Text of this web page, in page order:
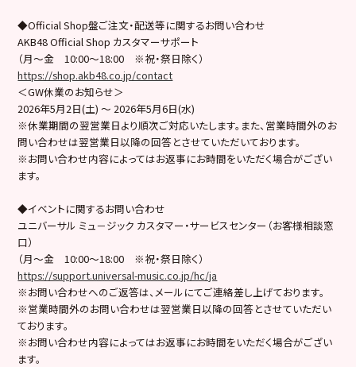
◆Official Shop盤ご注文・配送等に関するお問い合わせ
AKB48 Official Shop カスタマーサポート
（月～金 10:00～18:00 ※祝・祭日除く）
https://shop.akb48.co.jp/contact
＜GW休業のお知らせ＞
2026年5月2日(土) ～ 2026年5月6日(水)
※休業期間の翌営業日より順次ご対応いたします。また、営業時間外のお
問い合わせは翌営業日以降の回答とさせていただいております。
※お問い合わせ内容によってはお返事にお時間をいただく場合がござい
ます。
◆イベントに関するお問い合わせ
ユニバーサル ミュ－ジック カスタマー・サービスセンター（お客様相談窓
口）
（月～金 10:00～18:00 ※祝・祭日除く）
https://support.universal-music.co.jp/hc/ja
※お問い合わせへのご返答は、メールにてご連絡差し上げております。
※営業時間外のお問い合わせは翌営業日以降の回答とさせていただい
ております。
※お問い合わせ内容によってはお返事にお時間をいただく場合がござい
ます。